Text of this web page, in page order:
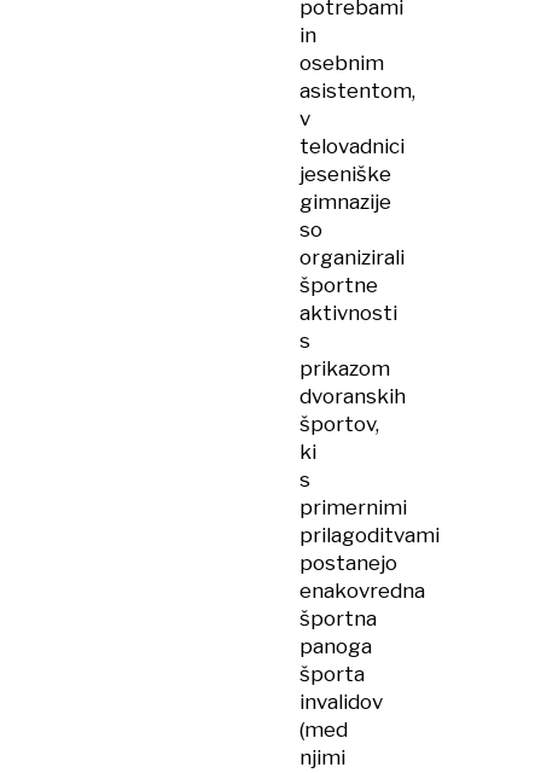
potrebami
in
osebnim
asistentom,
v
telovadnici
jeseniške
gimnazije
so
organizirali
športne
aktivnosti
s
prikazom
dvoranskih
športov,
ki
s
primernimi
prilagoditvami
postanejo
enakovredna
športna
panoga
športa
invalidov
(med
njimi